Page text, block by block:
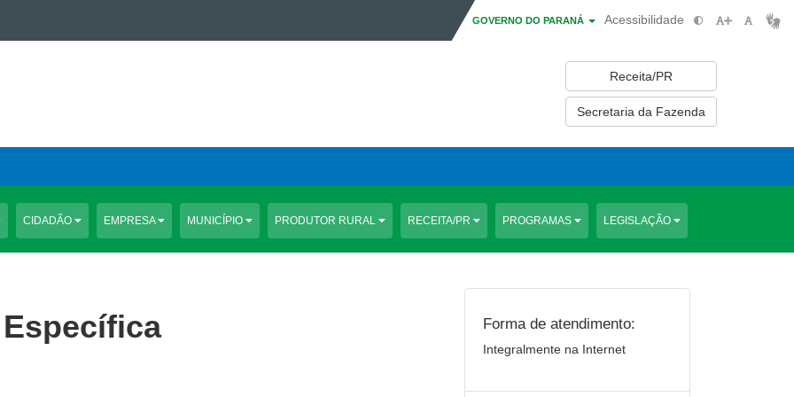
GOVERNO DO PARANÁ Acessibilidade
Receita/PR
Secretaria da Fazenda
CIDADÃO EMPRESA MUNICÍPIO PRODUTOR RURAL RECEITA/PR PROGRAMAS LEGISLAÇÃO
Forma de atendimento:
Integralmente na Internet